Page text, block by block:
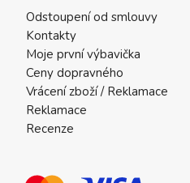
Odstoupení od smlouvy
Kontakty
Moje první výbavička
Ceny dopravného
Vrácení zboží / Reklamace
Reklamace
Recenze